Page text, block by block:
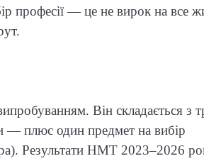
професії — це не вирок на все
Він складається з
— плюс один предмет на вибір
Результати НМТ 2023–2026